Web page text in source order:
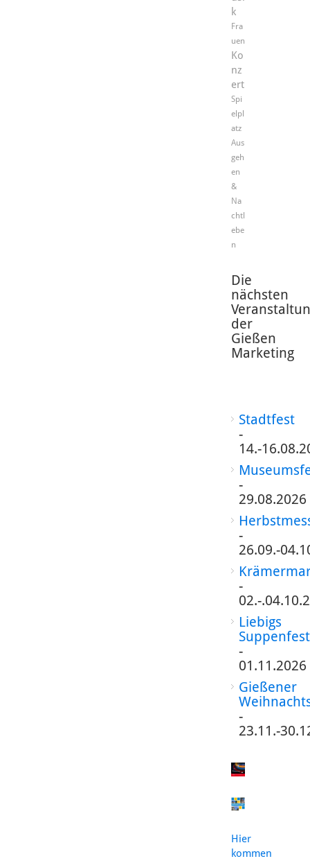
k
Fra
uen
Ko
nz
ert
Spi
elpl
atz
Aus
geh
en
&
Na
chtl
ebe
n
Die
nächsten
der
Gießen
Marketing
Stadtfest
-
14.-
-
29.08.2026
-
26.09.-
-
02.-
Liebigs
Suppenfest
-
01.11.2026
Gießener
-
23.11.-
Hier
kommen